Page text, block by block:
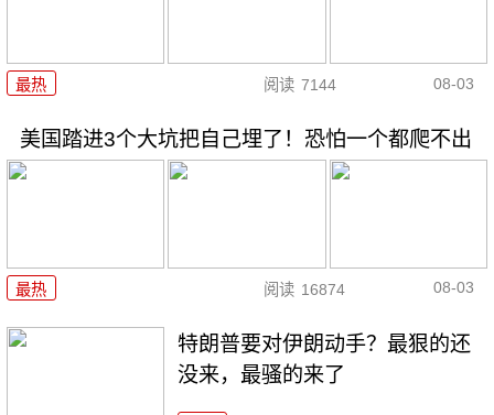
最热 阅读 7144 08-03
美国踏进3个大坑把自己埋了！恐怕一个都爬不出
最热 阅读 16874 08-03
特朗普要对伊朗动手？最狠的还
没来，最骚的来了